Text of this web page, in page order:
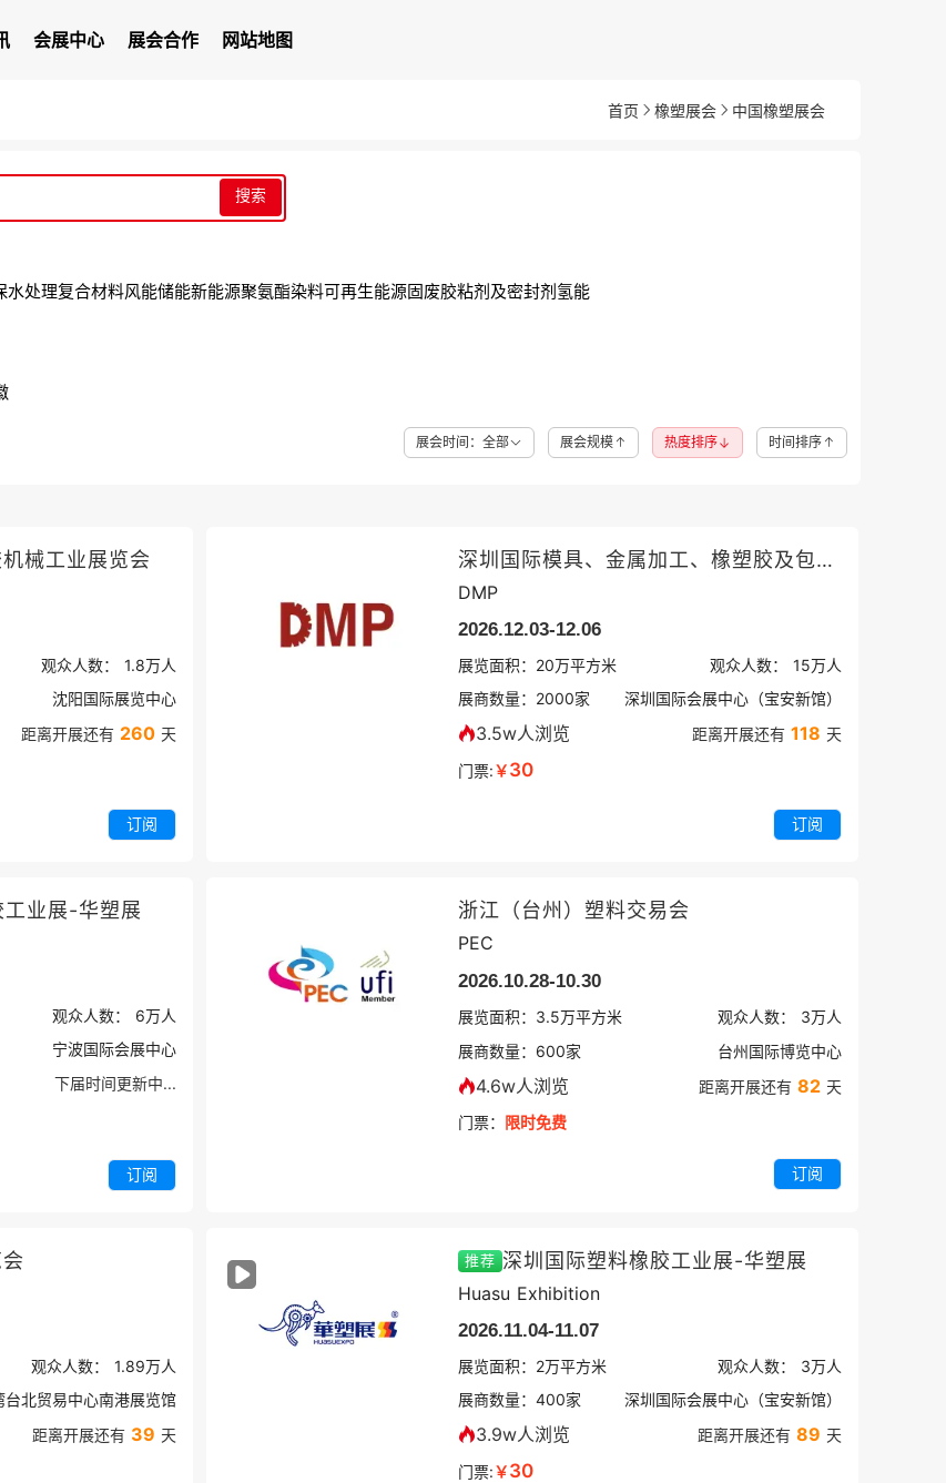
会展中心 展会合作 网站地图
首页 橡塑展会 中国橡塑展会
械工业展览会
观众人数： 1.8万人
沈阳国际展览中心
距离开展还有 260 天
订阅
深圳国际模具、金属加工、橡塑胶及包装展览会
DMP
2026.12.03-12.06
展览面积： 20万平方米 观众人数： 15万人
展商数量： 2000家 深圳国际会展中心（宝安新馆）
3.5w人浏览 距离开展还有 118 天
门票:￥30
订阅
业展-华塑展
观众人数： 6万人
宁波国际会展中心
下届时间更新中...
订阅
浙江（台州）塑料交易会
PEC
2026.10.28-10.30
展览面积： 3.5万平方米 观众人数： 3万人
展商数量： 600家 台州国际博览中心
4.6w人浏览 距离开展还有 82 天
门票： 限时免费
订阅
观众人数： 1.89万人
台北贸易中心南港展览馆
距离开展还有 39 天
推荐 深圳国际塑料橡胶工业展-华塑展
Huasu Exhibition
2026.11.04-11.07
展览面积： 2万平方米 观众人数： 3万人
展商数量： 400家 深圳国际会展中心（宝安新馆）
3.9w人浏览 距离开展还有 89 天
门票:￥30
搜索
水处理复合材料风能储能新能源聚氨酯染料可再生能源固废胶粘剂及密封剂氢能
展会时间：全部 展会规模 热度排序 时间排序